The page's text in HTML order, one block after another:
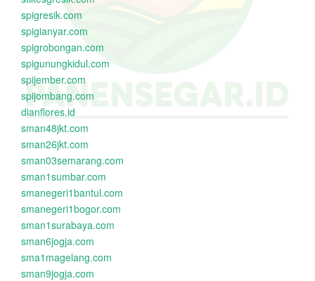
spigresik.com
spigianyar.com
spigrobongan.com
spigunungkidul.com
spijember.com
spijombang.com
dianflores.id
sman48jkt.com
sman26jkt.com
sman03semarang.com
sman1sumbar.com
smanegeri1bantul.com
smanegeri1bogor.com
sman1surabaya.com
sman6jogja.com
sma1magelang.com
sman9jogja.com